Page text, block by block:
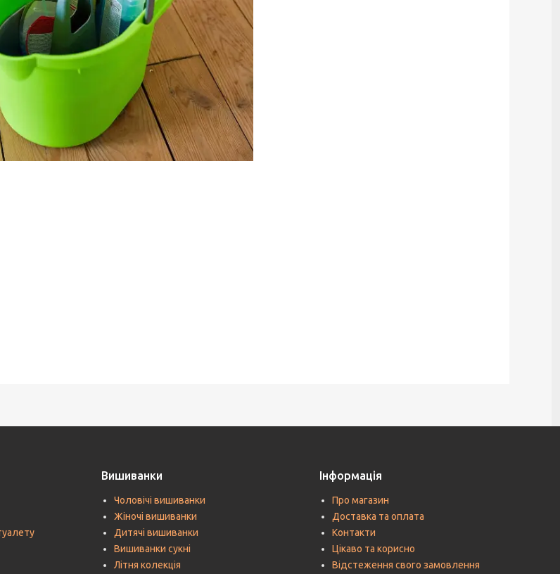
Вишиванки
Чоловічі вишиванки
Жіночі вишиванки
Дитячі вишиванки
Вишиванки сукні
Літня колекція
Інформація
Про магазин
Доставка та оплата
Контакти
Цікаво та корисно
Відстеження свого замовлення